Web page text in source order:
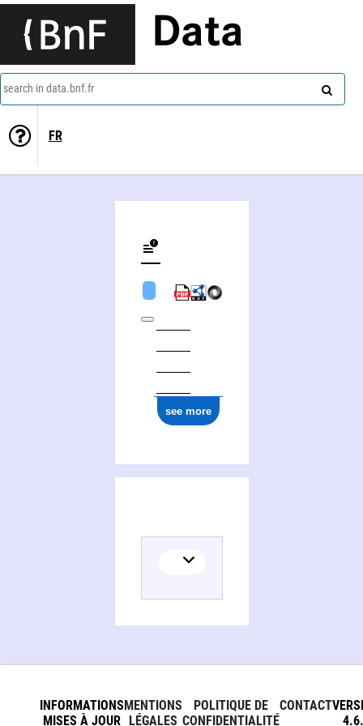
Data
search in data.bnf.fr
FR
see more
INFORMATIONS
MISES À JOUR
MENTIONS
LÉGALES
POLITIQUE DE
CONFIDENTIALITÉ
CONTACT